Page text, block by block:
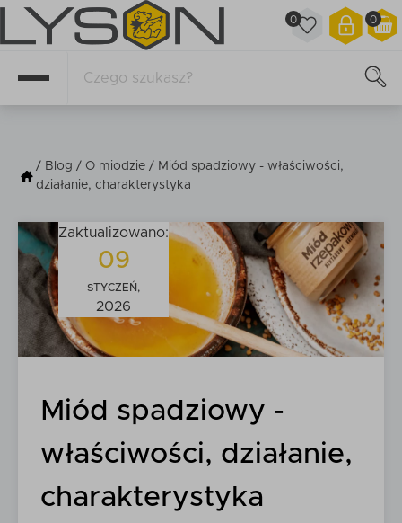
0
0
/ Blog / O miodzie/ Miód spadziowy - właściwości,
działanie, charakterystyka
Zaktualizowano:
09
STYCZEŃ,
2026
Miód spadziowy -
właściwości, działanie,
charakterystyka